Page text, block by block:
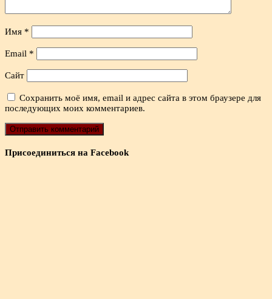
Имя *
Email *
Сайт
Сохранить моё имя, email и адрес сайта в этом браузере для
последующих моих комментариев.
Присоединиться на Facebook